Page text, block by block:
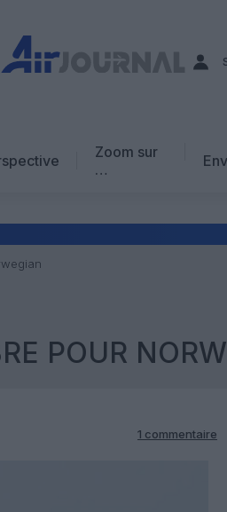
Zoom sur
…
POUR
1 commentaire